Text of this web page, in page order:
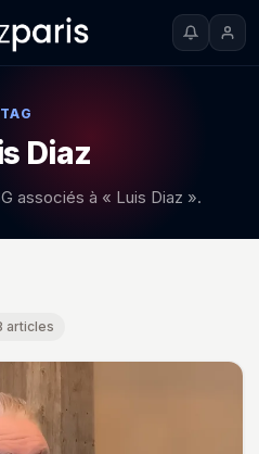
TAG
Diaz
associés à « Luis Diaz ».
articles